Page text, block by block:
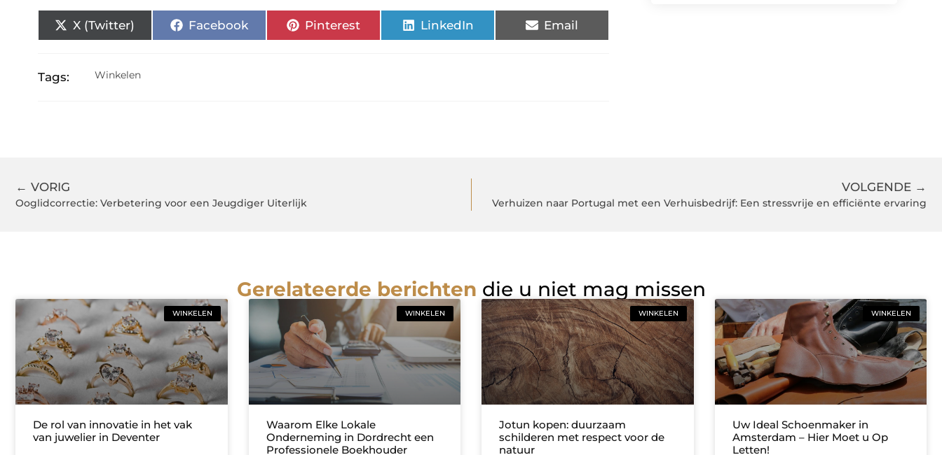
X (Twitter) Facebook Pinterest LinkedIn Email
Tags: Winkelen
← VORIG
Ooglidcorrectie: Verbetering voor een Jeugdiger Uiterlijk
VOLGENDE →
Verhuizen naar Portugal met een Verhuisbedrijf: Een stressvrije en efficiënte ervaring
Gerelateerde berichten die u niet mag missen
WINKELEN
De rol van innovatie in het vak
van juwelier in Deventer
WINKELEN
Waarom Elke Lokale
Onderneming in Dordrecht een
Professionele Boekhouder
WINKELEN
Jotun kopen: duurzaam
schilderen met respect voor de
natuur
WINKELEN
Uw Ideal Schoenmaker in
Amsterdam – Hier Moet u Op
Letten!